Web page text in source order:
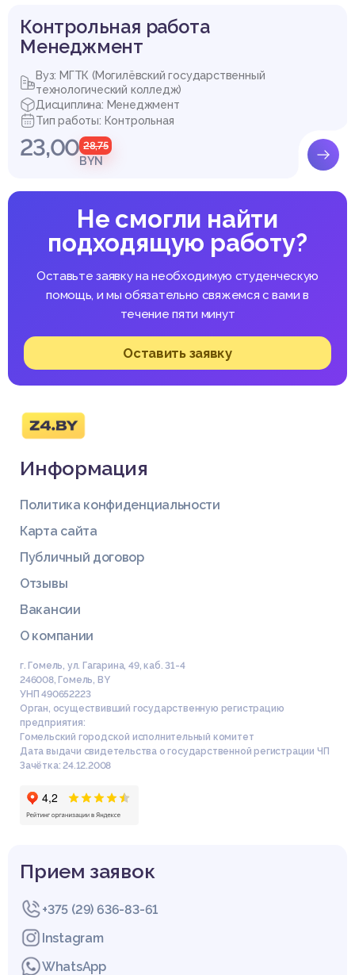
Контрольная работа
Менеджмент
Вуз: МГТК (Могилёвский государственный
технологический колледж)
Дисциплина: Менеджмент
Тип работы: Контрольная
23,00 28,75
BYN
Не смогли найти
подходящую работу?
Оставьте заявку на необходимую студенческую
помощь, и мы обязательно свяжемся с вами в
течение пяти минут
Оставить заявку
Информация
Политика конфиденциальности
Карта сайта
Публичный договор
Отзывы
Вакансии
О компании
г. Гомель, ул. Гагарина, 49, каб. 31-4
246008, Гомель, BY
УНП 490652223
Орган, осуществивший государственную регистрацию
предприятия:
Гомельский городской исполнительный комитет
Дата выдачи свидетельства о государственной регистрации ЧП
Зачётка: 24.12.2008
Прием заявок
+375 (29) 636-83-61
Instagram
WhatsApp